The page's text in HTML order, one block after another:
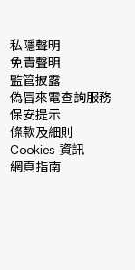
私隱聲明
免責聲明
監管披露
偽冒來電查詢服務
保安提示
條款及細則
Cookies 資訊
網頁指南